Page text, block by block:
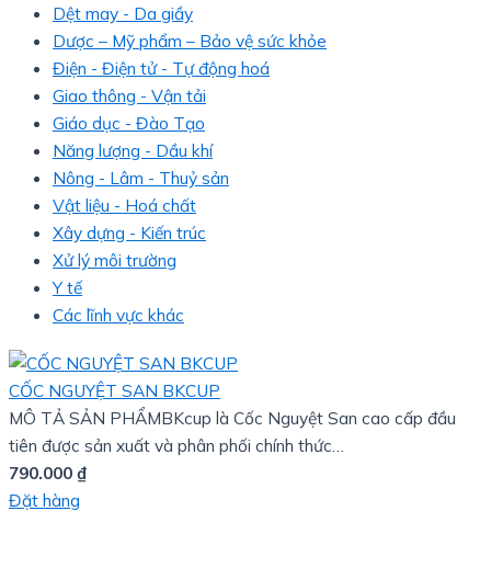
Dệt may - Da giầy
Dược – Mỹ phẩm – Bảo vệ sức khỏe
Điện - Điện tử - Tự động hoá
Giao thông - Vận tải
Giáo dục - Đào Tạo
Năng lượng - Dầu khí
Nông - Lâm - Thuỷ sản
Vật liệu - Hoá chất
Xây dựng - Kiến trúc
Xử lý môi trường
Y tế
Các lĩnh vực khác
CỐC NGUYỆT SAN BKCUP
MÔ TẢ SẢN PHẨMBKcup là Cốc Nguyệt San cao cấp đầu
tiên được sản xuất và phân phối chính thức…
790.000 ₫
Đặt hàng